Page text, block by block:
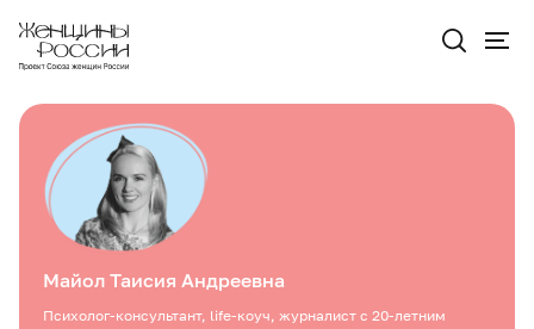
Майол Таисия Андреевна
Психолог-консультант, life-коуч, журналист с 20-летним